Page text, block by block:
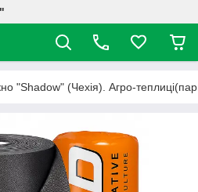
"Shadow" (Чехія). Агро-